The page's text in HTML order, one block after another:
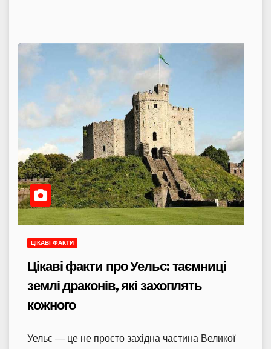
ЦІКАВІ ФАКТИ
Цікаві факти про Уельс: таємниці
землі драконів, які захоплять
кожного
Уельс — це не просто західна частина Великої